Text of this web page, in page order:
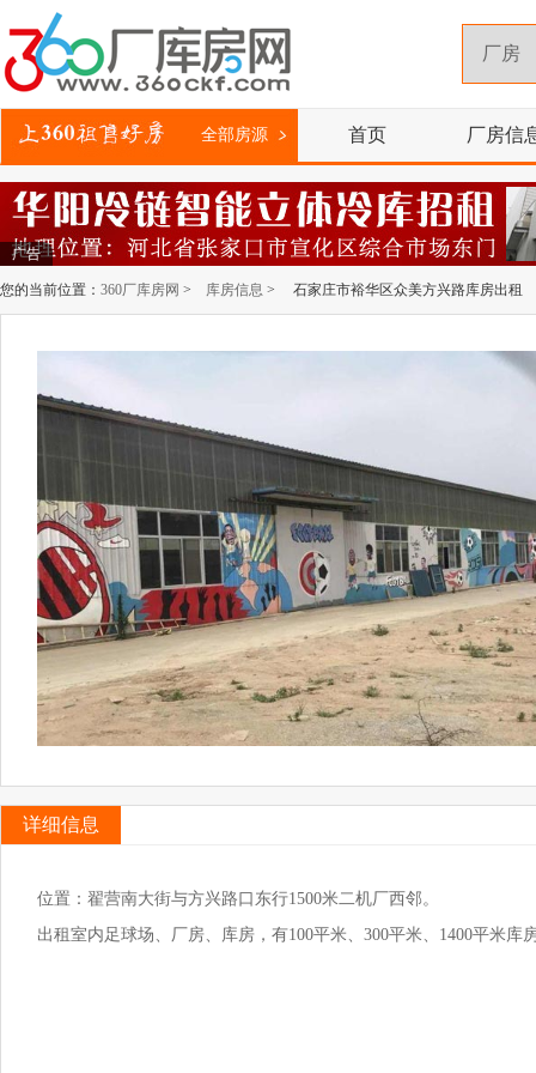
全部房源 首页 厂房信
广告
您的当前位置： 360厂库房网 > 库房信息 > 石家庄市裕华区众美方兴路库房出租
详细信息
位置：翟营南大街与方兴路口东行1500米二机厂西邻。
出租室内足球场、厂房、库房，有100平米、300平米、